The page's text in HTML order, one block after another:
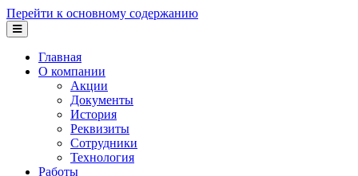
Перейти к основному содержанию
Главная
О компании
Акции
Документы
История
Реквизиты
Сотрудники
Технология
Работы